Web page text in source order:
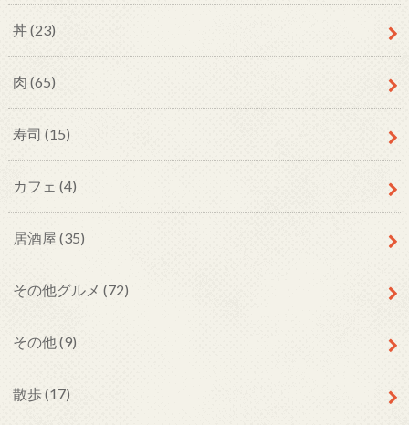
丼(23)
肉 (65)
寿司 (15)
カフェ (4)
居酒屋 (35)
その他グルメ (72)
その他(9)
散歩(17)